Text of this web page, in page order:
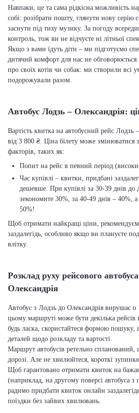
Навпаки, це та сама рідкісна можливість
собі: розібрати пошту, глянути нову серію
заснути під тиху музику. За погоду
контроль, тож ви не відчуєте ні літньої
Якщо з вами їдуть діти – ми підготуємо
дитячий комфорт для нас не обговорюється.
про своїх котів чи собак: ми створили всі
подорожували разом.
Автобус Лодзь – Олександрія:
Вартість квитка на автобусний рейс Лодзь
від 3 800 ₴. Ціна білету може змінюватися
факторів, таких як:
Попит на рейс в певний період
Час купівлі – квитки, придбані
дешевше. При купівлі за 30-39 днів до
зекономите 30%, за 40-49 днів – 40%,
50%!
Щоб отримати найкращі ціни,
заздалегідь, особливо якщо ви плануєте
влітку.
Розклад руху рейсового
Олександрія
Автобус з Лодзь до Олександрія вирушає о
цьому маршруті може бути декілька рейсів
будь ласка, скористайтеся формою пошуку,
деталей щодо розкладу та вартості.
Маршрут автобусів ретельно спланований,
дорозі. Але не хвилюйтеся, короткі
Щоб гарантовано отримати квиток на
(наприклад, на другому поверсі автобуса
радимо придбати квиток онлайн
поїздки без зайвих хвилювань.